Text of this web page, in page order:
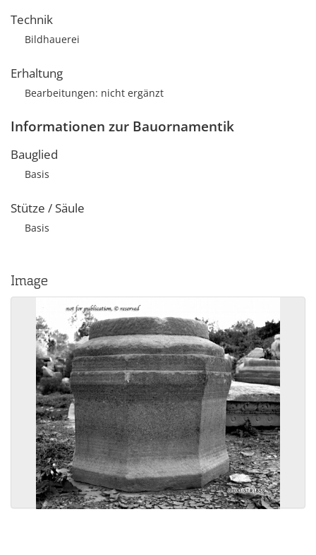
Technik
Bildhauerei
Erhaltung
Bearbeitungen: nicht ergänzt
Informationen zur Bauornamentik
Bauglied
Basis
Stütze / Säule
Basis
Image